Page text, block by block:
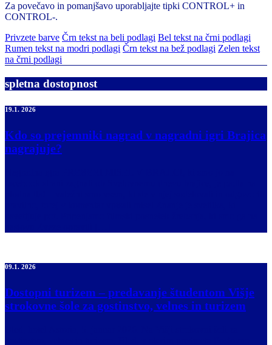
Za povečavo in pomanjšavo uporabljajte tipki CONTROL+ in
CONTROL-.
Privzete barve Črn tekst na beli podlagi Bel tekst na črni podlagi
Rumen tekst na modri podlagi Črn tekst na bež podlagi Zelen tekst
na črni podlagi
spletna dostopnost
19.1. 2026
Kdo so prejemniki nagrad v nagradni igri Brajica
nagrajuje?
09.1. 2026
Dostopni turizem – predavanje študentom Višje
strokovne šole za gostinstvo, velnes in turizem